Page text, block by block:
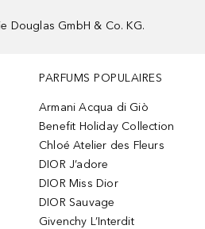
Douglas GmbH & Co. KG.
PARFUMS POPULAIRES
Armani Acqua di Giò
Benefit Holiday Collection
Chloé Atelier des Fleurs
DIOR J’adore
DIOR Miss Dior
DIOR Sauvage
Givenchy L’Interdit